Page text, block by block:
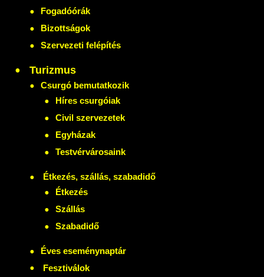
Fogadóórák
Bizottságok
Szervezeti felépítés
Turizmus
Csurgó bemutatkozik
Híres csurgóiak
Civil szervezetek
Egyházak
Testvérvárosaink
Étkezés, szállás, szabadidő
Étkezés
Szállás
Szabadidő
Éves eseménynaptár
Fesztiválok